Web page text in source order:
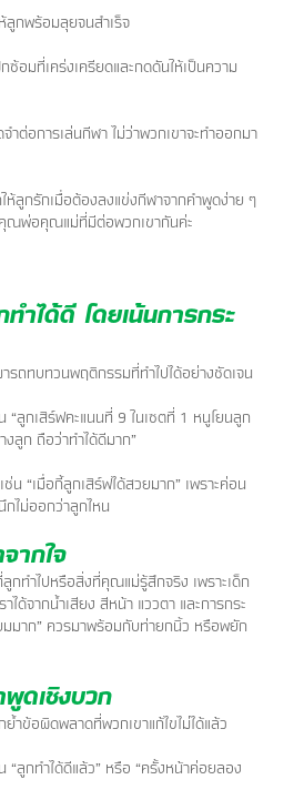
ลูกพร้อมลุยจนสำเร็จ
อมที่เคร่งเครียดและกดดันให้เป็นความ
ต่อการเล่นกีฬา ไม่ว่าพวกเขาจะทำออกมา
ลูกรักเมื่อต้องลงแข่งกีฬาจากคำพูดง่าย ๆ
ณพ่อคุณแม่ที่มีต่อพวกเขากันค่ะ
ำได้ดี โดยเน้นการกระ
ารถทบทวนพฤติกรรมที่ทำไปได้อย่างชัดเจน
“ลูกเสิร์ฟคะแนนที่ 9 ในเซตที่ 1 หนูโยนลูก
ลูก ถือว่าทำได้ดีมาก”
เช่น “เมื่อกี้ลูกเสิร์ฟได้สวยมาก” เพราะค่อน
ไม่ออกว่าลูกไหน
ากใจ
ทำไปหรือสิ่งที่คุณแม่รู้สึกจริง เพราะเด็ก
ได้จากน้ำเสียง สีหน้า แววตา และการกระ
มมาก” ควรมาพร้อมกับท่ายกนิ้ว หรือพยัก
ดเชิงบวก
ย้ำข้อผิดพลาดที่พวกเขาแก้ไขไม่ได้แล้ว
“ลูกทำได้ดีแล้ว” หรือ “ครั้งหน้าค่อยลอง